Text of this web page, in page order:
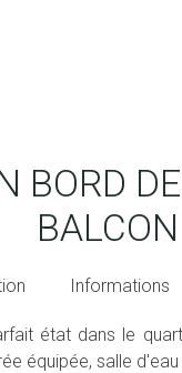
BORD
BALCON
Informations
état dans le
équipée, salle